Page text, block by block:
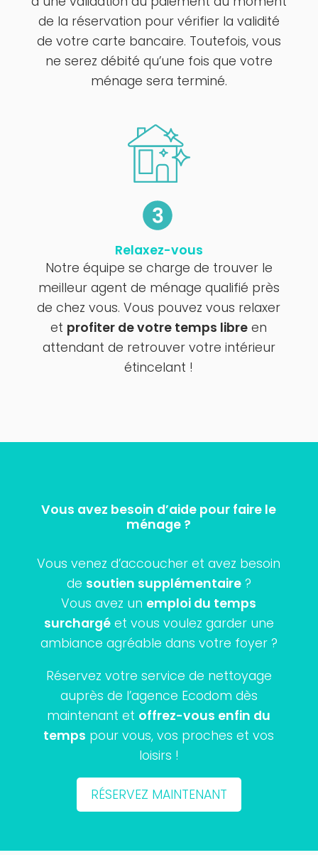
de la réservation pour vérifier la validité
de votre carte bancaire. Toutefois, vous
ne serez débité qu’une fois que votre
ménage sera terminé.
Relaxez-vous
Notre équipe se charge de trouver le
meilleur agent de ménage qualifié près
de chez vous. Vous pouvez vous relaxer
et profiter de votre temps libre en
attendant de retrouver votre intérieur
étincelant !
Vous avez besoin d’aide pour faire le
ménage ?
Vous venez d’accoucher et avez besoin
de soutien supplémentaire?
Vous avez un emploi du temps
surchargéet vous voulez garder une
ambiance agréable dans votre foyer ?
Réservez votre service de nettoyage
auprès de l’agence Ecodom dès
maintenant et offrez-vous enfin du
temps pour vous, vos proches et vos
loisirs !
RÉSERVEZ MAINTENANT